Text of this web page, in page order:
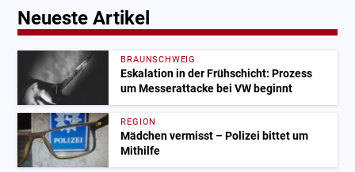
Neueste Artikel
BRAUNSCHWEIG
Eskalation in der Frühschicht: Prozess
um Messerattacke bei VW beginnt
REGION
Mädchen vermisst – Polizei bittet um
Mithilfe